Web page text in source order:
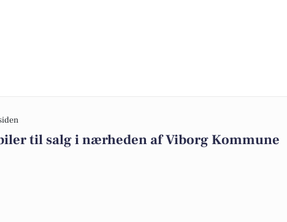
til salg i nærheden af Viborg Kommune